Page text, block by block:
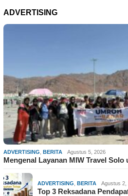
ADVERTISING
ADVERTISING BERITA Agustus 5, 2026
Mengenal Layanan MIW Travel
ADVERTISING BERITA Agustus 2,
Top 3 Reksadana